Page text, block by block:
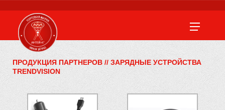
ПРОДУКЦИЯ ПАРТНЕРОВ // ЗАРЯДНЫЕ УСТРОЙСТВА
TRENDVISION